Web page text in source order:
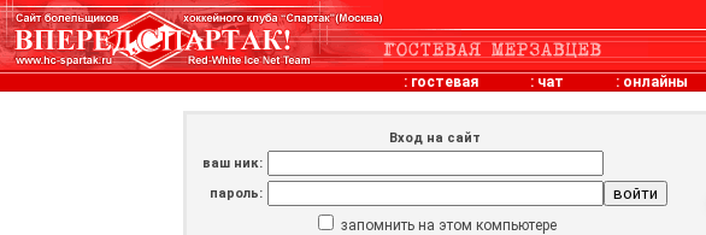
: гостевая : чат : онлайны
Вход на сайт
ваш ник:
пароль:
запомнить на этом компьютере